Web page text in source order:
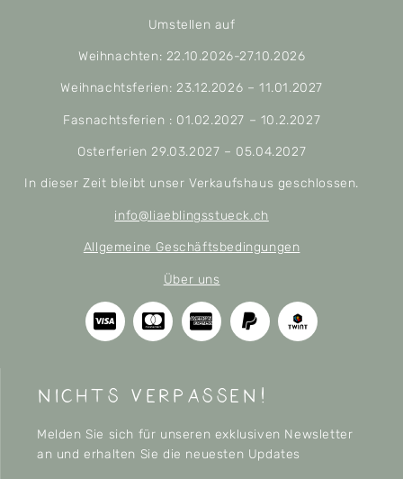
Umstellen auf
Weihnachten: 22.10.2026-27.10.2026
Weihnachtsferien: 23.12.2026 – 11.01.2027
Fasnachtsferien : 01.02.2027 – 10.2.2027
Osterferien 29.03.2027 – 05.04.2027
In dieser Zeit bleibt unser Verkaufshaus geschlossen.
info@liaeblingsstueck.ch
Allgemeine Geschäftsbedingungen
Über uns
nichts verpassen!
Melden Sie sich für unseren exklusiven Newsletter
an und erhalten Sie die neuesten Updates